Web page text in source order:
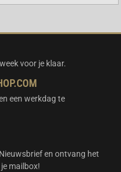
door de dubbele
Je kunt
stroom. De
het apparaat veilig
voor je klaar.
een werkdag te
en ontvang het
mailbox!